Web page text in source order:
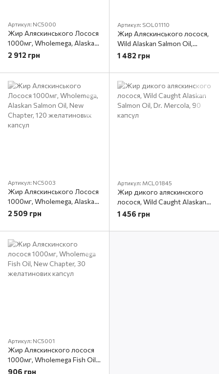
Артикул: NC5000
Жир Аляскинського Лосося
1000мг, Wholemega, Alaskan
Salmon Oil, New Chapter, 180
2 912 грн
Артикул: SOL01110
Жир Аляскинського лосося,
Wild Alaskan Salmon Oil,
Solgar, 120 гелевих капсул
1 482 грн
Артикул: NC5003
Жир Аляскинського Лосося
1000мг, Wholemega, Alaskan
Salmon Oil, New Chapter, 120
2 509 грн
Артикул: MCL01845
Жир дикого аляскинского
лосося, Wild Caught Alaskan
Salmon Oil, Dr. Mercola, 90
1 456 грн
Артикул: NC5001
Жир Аляскинского лосося
1000мг, Wholemega Fish Oil,
New Chapter, 30
906 грн